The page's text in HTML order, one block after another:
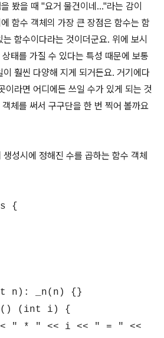
봤을 때 "요거 물건이네..."라는 감이
함수 객체의 가장 큰 장점은 함수는 함
함수이다라는 것이더군요. 위에 보시
태를 가질 수 있다는 특성 때문에 보통
훨씬 다양해 지게 되거든요. 거기에다
이라면 어디에든 쓰일 수가 있게 되는 것
체를 써서 구구단을 한 번 찍어 볼까요
성시에 정해진 수를 곱하는 함수 객체
{
n): _n(n) {}
(int i) {
" * " << i << " = " <<